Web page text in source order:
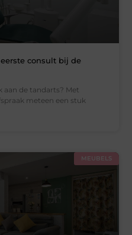
consult bij de
aan de tandarts? Met
meteen een stuk
MEUBELS